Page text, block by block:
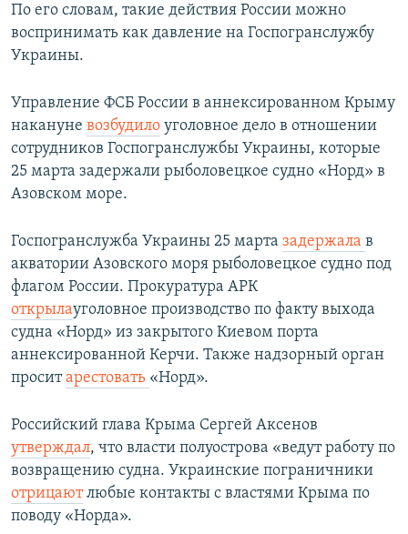
По его словам, такие действия России можно
воспринимать как давление на Госпогранслужбу
Украины.
Управление ФСБ России в аннексированном Крыму
накануне возбудило уголовное дело в отношении
сотрудников Госпогранслужбы Украины, которые
25 марта задержали рыболовецкое судно «Норд» в
Азовском море.
Госпогранслужба Украины 25 марта задержала в
акватории Азовского моря рыболовецкое судно под
флагом России. Прокуратура АРК
открылауголовное производство по факту выхода
судна «Норд» из закрытого Киевом порта
аннексированной Керчи. Также надзорный орган
проситарестовать «Норд».
Российский глава Крыма Сергей Аксенов
утверждал, что власти полуострова «ведут работу по
возвращению судна. Украинские пограничники
отрицаютлюбые контакты с властями Крыма по
поводу «Норда».